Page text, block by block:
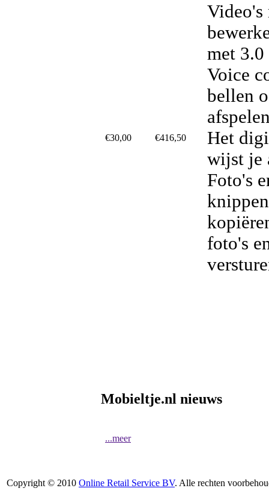
€30,00 €416,50
Video's
met 3.0
Voice
bellen
Het
wijst je
Foto's
foto's
Mobieltje.nl nieuws
...meer
Copyright © 2010 Online Retail Service BV. Alle rechten